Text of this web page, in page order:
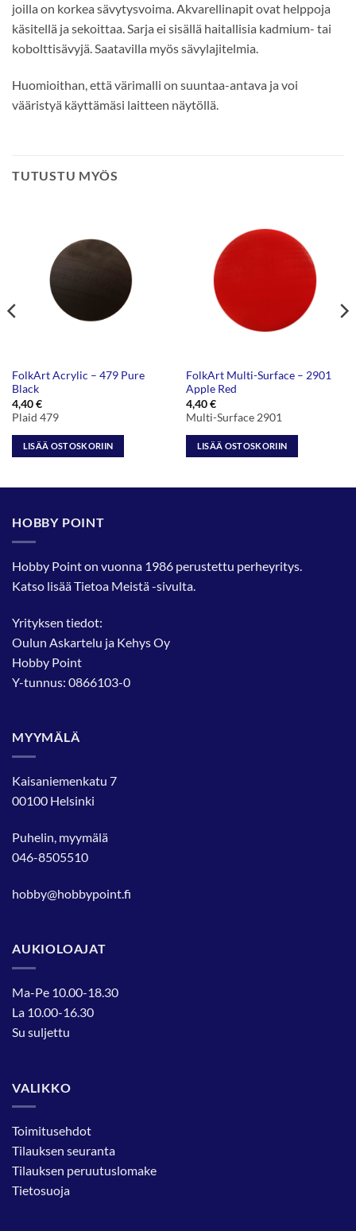
joilla on korkea sävytysvoima. Akvarellinapit ovat helppoja
käsitellä ja sekoittaa. Sarja ei sisällä haitallisia kadmium- tai
kobolttisävyjä. Saatavilla myös sävylajitelmia.
Huomioithan, että värimalli on suuntaa-antava ja voi
vääristyä käyttämäsi laitteen näytöllä.
TUTUSTU MYÖS
FolkArt Acrylic – 479 Pure
Black
4,40€
Plaid 479
LISÄÄ OSTOSKORIIN
FolkArt Multi-Surface – 2901
Apple Red
4,40€
Multi-Surface 2901
LISÄÄ OSTOSKORIIN
HOBBY POINT
Hobby Point on vuonna 1986 perustettu perheyritys.
Katso lisääTietoa Meistä-sivulta.
Yrityksen tiedot:
Oulun Askartelu ja Kehys Oy
Hobby Point
Y-tunnus: 0866103-0
MYYMÄLÄ
Kaisaniemenkatu 7
00100 Helsinki
Puhelin, myymälä
046-8505510
hobby@hobbypoint.fi
AUKIOLOAJAT
Ma-Pe 10.00-18.30
La 10.00-16.30
Su suljettu
VALIKKO
Toimitusehdot
Tilauksen seuranta
Tilauksen peruutuslomake
Tietosuoja